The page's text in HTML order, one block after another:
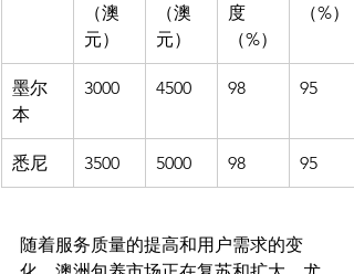
（澳
元）
（澳
元）
度
（%）
（%）
墨尔
本
3000 4500 98 95
悉尼 3500 5000 98 95
随着服务质量的提高和用户需求的变